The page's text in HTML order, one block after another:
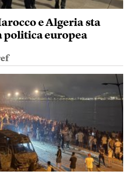
e Algeria sta
europea